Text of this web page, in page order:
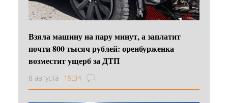
Взяла машину на пару минут, а заплатит
почти 800 тысяч рублей: оренбурженка
возместит ущерб за ДТП
8 августа 19:34